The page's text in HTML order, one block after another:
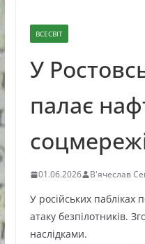
ВСЕСВІТ
У
палає
01.06.2026 В'ячеслав
У російських пабліках
атаку безпілотників.
наслідками.